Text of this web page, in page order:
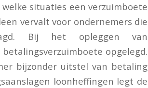
situaties een verzuimboete
vervalt voor ondernemers die
Bij het opleggen van
opgelegd.
bijzonder uitstel van betaling
loonheffingen legt de